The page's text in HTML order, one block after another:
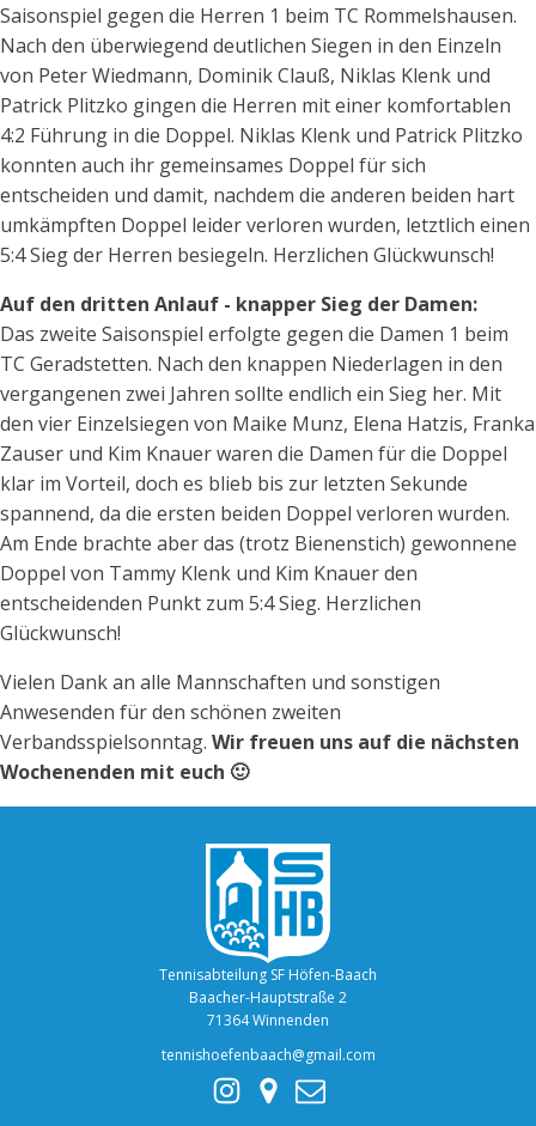
Saisonspiel gegen die Herren 1 beim TC Rommelshausen.
Nach den überwiegend deutlichen Siegen in den Einzeln
von Peter Wiedmann, Dominik Clauß, Niklas Klenk und
Patrick Plitzko gingen die Herren mit einer komfortablen
4:2 Führung in die Doppel. Niklas Klenk und Patrick Plitzko
konnten auch ihr gemeinsames Doppel für sich
entscheiden und damit, nachdem die anderen beiden hart
umkämpften Doppel leider verloren wurden, letztlich einen
5:4 Sieg der Herren besiegeln. Herzlichen Glückwunsch!
Auf den dritten Anlauf - knapper Sieg der Damen:
Das zweite Saisonspiel erfolgte gegen die Damen 1 beim
TC Geradstetten. Nach den knappen Niederlagen in den
vergangenen zwei Jahren sollte endlich ein Sieg her. Mit
den vier Einzelsiegen von Maike Munz, Elena Hatzis, Franka
Zauser und Kim Knauer waren die Damen für die Doppel
klar im Vorteil, doch es blieb bis zur letzten Sekunde
spannend, da die ersten beiden Doppel verloren wurden.
Am Ende brachte aber das (trotz Bienenstich) gewonnene
Doppel von Tammy Klenk und Kim Knauer den
entscheidenden Punkt zum 5:4 Sieg. Herzlichen
Glückwunsch!
Vielen Dank an alle Mannschaften und sonstigen
Anwesenden für den schönen zweiten
Verbandsspielsonntag. Wir freuen uns auf die nächsten
Wochenenden mit euch 🙂
Tennisabteilung SF Höfen-Baach
Baacher-Hauptstraße 2
71364 Winnenden
tennishoefenbaach@gmail.com